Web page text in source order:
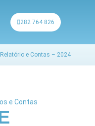
282 764 826
Relatório e Contas – 2024
e Contas